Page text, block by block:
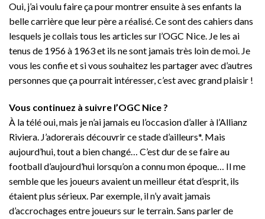
Oui, j’ai voulu faire ça pour montrer ensuite à ses enfants la
belle carrière que leur père a réalisé. Ce sont des cahiers dans
lesquels je collais tous les articles sur l’OGC Nice. Je les ai
tenus de 1956 à 1963 et ils ne sont jamais très loin de moi. Je
vous les confie et si vous souhaitez les partager avec d’autres
personnes que ça pourrait intéresser, c’est avec grand plaisir !
Vous continuez à suivre l’OGC Nice ?
À la télé oui, mais je n’ai jamais eu l’occasion d’aller à l’Allianz
Riviera. J’adorerais découvrir ce stade d’ailleurs*. Mais
aujourd’hui, tout a bien changé… C’est dur de se faire au
football d’aujourd’hui lorsqu’on a connu mon époque… Il me
semble que les joueurs avaient un meilleur état d’esprit, ils
étaient plus sérieux. Par exemple, il n’y avait jamais
d’accrochages entre joueurs sur le terrain. Sans parler de